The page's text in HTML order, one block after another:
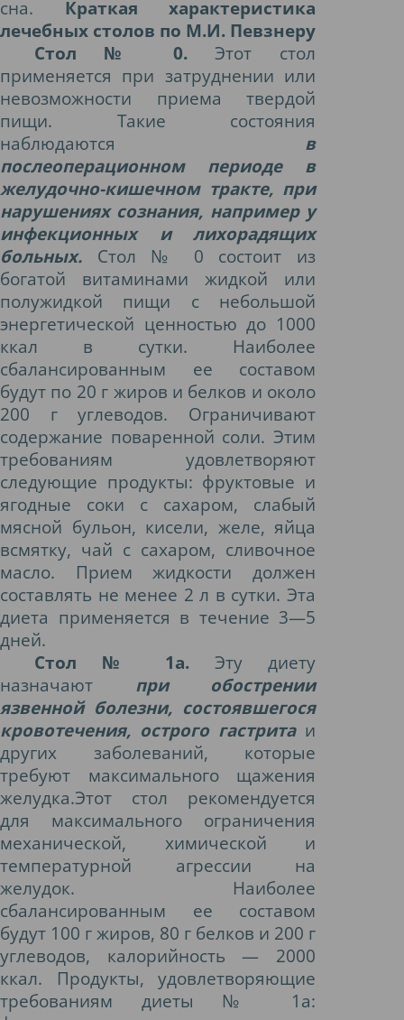
сна.
Краткая характеристика
лечебных столов по М.И. Певзнеру
Стол № 0.
Этот стол
применяется при затруднении или
невозможности приема твердой
пищи. Такие состояния
наблюдаются
в
послеоперационном периоде в
желудочно-кишечном тракте, при
нарушениях сознания, например у
инфекционных и лихорадящих
больных.
Стол № 0 состоит из
богатой витаминами жидкой или
полужидкой пищи с небольшой
энергетической ценностью до 1000
ккал в сутки. Наиболее
сбалансированным ее составом
будут по 20 г жиров и белков и около
200 г углеводов. Ограничивают
содержание поваренной соли. Этим
требованиям удовлетворяют
следующие продукты: фруктовые и
ягодные соки с сахаром, слабый
мясной бульон, кисели, желе, яйца
всмятку, чай с сахаром, сливочное
масло. Прием жидкости должен
составлять не менее 2 л в сутки. Эта
диета применяется в течение 3—5
дней.
Стол № 1а.
Эту диету
назначают
при обострении
язвенной болезни, состоявшегося
кровотечения, острого гастрита и
других заболеваний, которые
требуют максимального щажения
желудка.Этот стол рекомендуется
для максимального ограничения
механической, химической и
температурной агрессии на
желудок. Наиболее
сбалансированным ее составом
будут 100 г жиров, 80 г белков и 200 г
углеводов, калорийность — 2000
ккал. Продукты, удовлетворяющие
требованиям диеты № 1а: